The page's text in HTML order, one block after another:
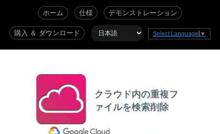
ホーム 仕様 デモンストレーション
購入 ＆ ダウンロード Select Language ▼
クラウド内の重複フ
ァイルを検索削除